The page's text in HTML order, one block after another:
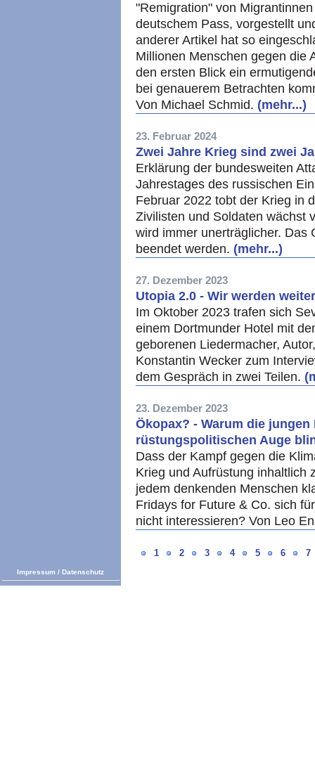
"Remigration" von
deutschem Pass, vorgestellt
anderer Artikel hat so
Millionen Menschen gegen die
den ersten Blick ein
bei genauerem Betrachten
Von Michael Schmid. (mehr...)
23. Februar 2024
Zwei Jahre Krieg sind zwei
Erklärung der bundesweiten
Jahrestages des russischen
Februar 2022 tobt der Krieg in
Zivilisten und Soldaten wächst
wird immer unerträglicher. Das
beendet werden. (mehr...)
27. Dezember 2023
Utopia 2.0 - Wir werden
Im Oktober 2023 trafen sich
einem Dortmunder Hotel mit
geborenen Liedermacher,
Konstantin Wecker zum
dem Gespräch in zwei Teilen.
23. Dezember 2023
Ökopax? - Warum die
rüstungspolitischen Auge
Dass der Kampf gegen die
Krieg und Aufrüstung inhaltlich
jedem denkenden Menschen
Fridays for Future & Co. sich
nicht interessieren? Von Leo
1 2 3 4 5 6 7
Impressum / Datenschutz